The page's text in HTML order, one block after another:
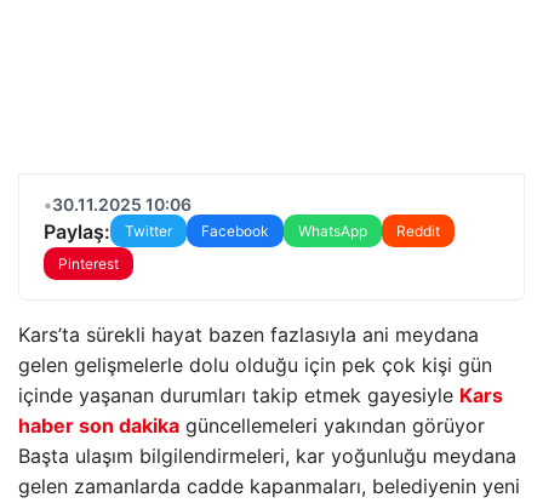
•30.11.2025 10:06
Paylaş: Twitter Facebook WhatsApp
Reddit
Pinterest
Kars’ta sürekli hayat bazen fazlasıyla ani meydana
gelen gelişmelerle dolu olduğu için pek çok kişi gün
içinde yaşanan durumları takip etmek gayesiyle Kars
haber son dakika güncellemeleri yakından görüyor
Başta ulaşım bilgilendirmeleri, kar yoğunluğu meydana
gelen zamanlarda cadde kapanmaları, belediyenin yeni